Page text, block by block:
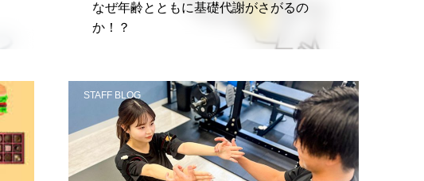
なぜ年齢とともに基礎代謝がさがるの
か！？
STAFF BLOG